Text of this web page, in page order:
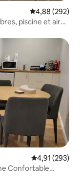
Note
4,88 (292)
piscine et aire
Note
4,91 (293)